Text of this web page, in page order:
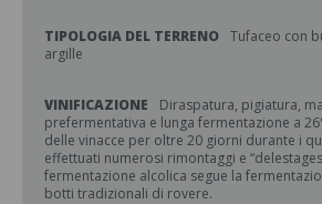
TIPOLOGIA DEL TERRENO Tufaceo con
argille
VINIFICAZIONE
Diraspatura, pigiatura,
prefermentativa e lunga fermentazione a
delle vinacce per oltre 20 giorni durante i
effettuati numerosi rimontaggi e
fermentazione alcolica segue la
botti tradizionali di rovere.